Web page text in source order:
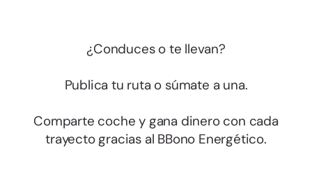
¿Conduces o te llevan?
Publica tu ruta o súmate a una.
Comparte coche y gana dinero con cada
trayecto gracias al BBono Energético.